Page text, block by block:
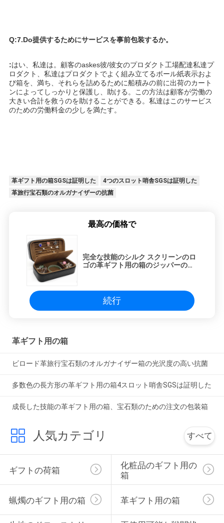
Q:7.Do提供するためにサービスを事前包装するか。
:はい、私達は。顧客のaskes彼/彼女のプロダクト工場配達私達プ
ロダクト、私達はプロダクトでよく組み立てるボール紙表示およ
び箱を、満ち、それらを詰めるために船積みの前に出荷のカート
ンによってしっかりと保護し、助ける。この方法は顧客が労働の
大きい合計を救うのを助けることができる。私達はこのサービス
のための労働料金の少しを満たす。
革ギフト用の箱SGSは証明した
4つのスロット哨舎SGSは証明した
革旅行宝石類のオルガナイザーの抗菌
最高の価格で
完全な技能のシルク スクリーンのロ
ゴの革ギフト用の箱のジッパーの宝
続行
革ギフト用の箱
ビロード革旅行宝石類のオルガナイザー箱の光沢度の高い抗菌
多数色の長方形の革ギフト用の箱4スロット哨舎SGSは証明した
成長した技能の革ギフト用の箱、宝石類のための注文の包装箱
人気カテゴリ すべて
ギフトの荷箱
化粧品のギフト用の
箱
蝋燭のギフト用の箱 革ギフト用の箱